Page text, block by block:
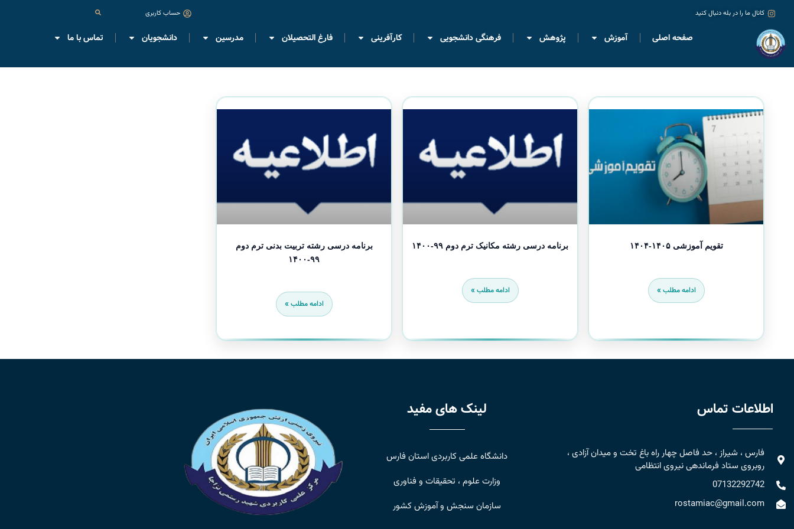
کانال ما را در بله دنبال کنید حساب کاربری
صفحه اصلی آموزش پژوهش فرهنگی دانشجویی کارآفرینی فارغ التحصیلان مدرسین دانشجویان تماس با ما
تقویم آموزشی ۱۴۰۵-۱۴۰۴
ادامه مطلب »
برنامه درسی رشته مکانیک ترم دوم ۹۹-۱۴۰۰
ادامه مطلب »
برنامه درسی رشته تربیت بدنی ترم دوم
۹۹-۱۴۰۰
ادامه مطلب »
اطلاعات تماس
فارس ، شیراز ، حد فاصل چهار راه باغ تخت و میدان آزادی ،
روبروی ستاد فرماندهی نیروی انتظامی
07132292742
rostamiac@gmail.com
لینک های مفید
دانشگاه علمی کاربردی استان فارس
وزارت علوم ، تحقیقات و فناوری
سازمان سنجش و آموزش کشور